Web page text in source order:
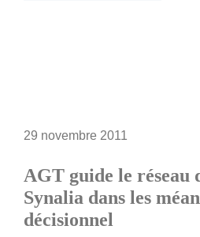
29 novembre 2011
AGT guide le réseau
Synalia dans les
décisionnel